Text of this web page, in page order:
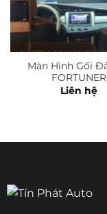
Màn Hình Gối
FORTUNER
Liên hệ